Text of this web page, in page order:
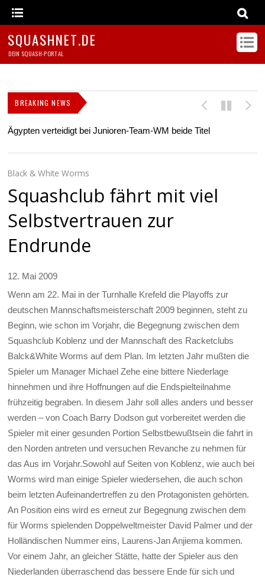
SQUASHNET.DE
DEIN SQUASH-PORTAL
BREAKING NEWS
Ägypten verteidigt bei Junioren-Team-WM beide Titel
Black & White Worms
Squashclub fährt mit viel
Selbstvertrauen zur
Endrunde
12. Mai 2009
Wenn am 22. Mai in der Turnhalle Krefeld die Playoffs zur
deutschen Mannschaftsmeisterschaft 2009 beginnen, steht zu
Beginn, wie schon im Vorjahr, die Begegnung zwischen dem
Squashclub Koblenz und der Mannschaft des Racketclubs
Balck&White Worms auf dem Plan. Im letzten Jahr mußten die
Spieler um Manager Michael Zehe eine bittere Niederlage
hinnehmen und ihre Hoffnungen auf die Endspielteilnahme
frühzeitig begraben. In diesem Jahr soll alles anders und besser
werden – von Coach Barry Dodson gut vorbereitet werden die
Spieler mit einer gesunden Portion Selbstbewußtsein die fahrt in
den Norden antreten und versuchen Revanche zu nehmen für
das Aus im Vorjahr.Sowohl auf Seiten von Koblenz, wie auch bei
Worms wird man einige Spieler wiedersehen, die auch schon
beim letzten Aufeinandertreffen zu den Protagonisten gehörten.
An Position eins wird es erneut zur Begegnung zwischen dem
für Worms spielenden Doppelweltmeister David Palmer und der
Holländischen Nummer eins, Laurens-Jan Anjiema kommen.
Vor einem Jahr, an gleicher Stätte, hatte der Spieler aus den
Niederlanden überraschend das bessere Ende für sich und